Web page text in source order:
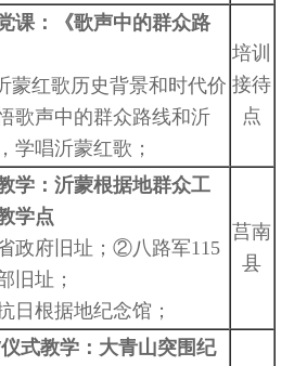
课：《歌声中的群众路
蒙红歌历史背景和时代价
歌声中的群众路线和沂
学唱沂蒙红歌；
培训
接待
点
学：沂蒙根据地群众工
学点
政府旧址；②八路军115
旧址；
日根据地纪念馆；
莒南
县
式教学：大青山突围纪